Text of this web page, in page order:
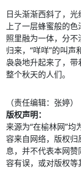
日头渐渐西斜了，
上了一层蜂蜜般的
照里融为一体，分
归来，“咩咩”的叫
袅袅地升起来了，
整个秋天的人们。
（责任编辑：张婷）
版权声明：
来源为“在榆林网”
容来自网络，版权
息，并不代表本网
容有误，或对版权等